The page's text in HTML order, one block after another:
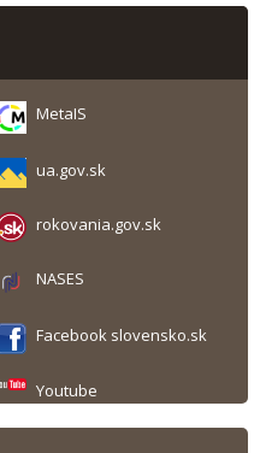
MetaIS
ua.gov.sk
rokovania.gov.sk
NASES
Facebook slovensko.sk
Youtube